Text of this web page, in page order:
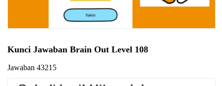
Kunci Jawaban Brain Out Level 108
Jawaban 43215